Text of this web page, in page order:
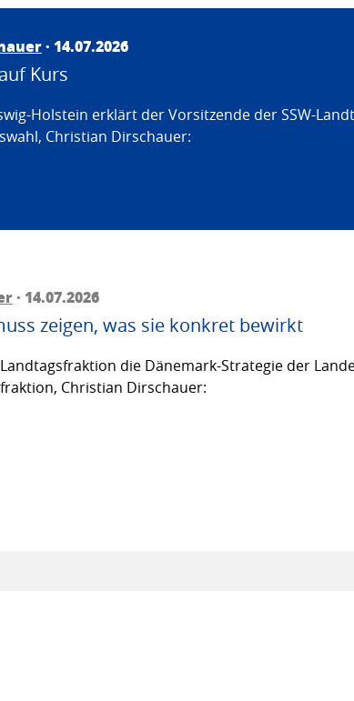
· 14.07.2026
Kurs
Holstein erklärt der Vorsitzende der SSW-
Christian Dirschauer:
· 14.07.2026
zeigen, was sie konkret bewirkt
die Dänemark-Strategie der
Christian Dirschauer: